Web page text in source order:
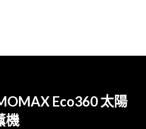
Eco360 太陽
機